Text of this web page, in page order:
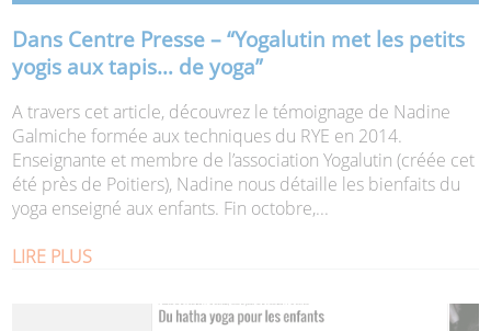
Dans Centre Presse – “Yogalutin met les petits
yogis aux tapis… de yoga”
A travers cet article, découvrez le témoignage de Nadine
Galmiche formée aux techniques du RYE en 2014.
Enseignante et membre de l’association Yogalutin (créée cet
été près de Poitiers), Nadine nous détaille les bienfaits du
yoga enseigné aux enfants. Fin octobre,...
LIRE PLUS